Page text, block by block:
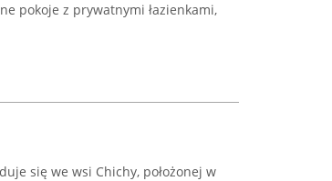
pokoje z prywatnymi łazienkami,
się we wsi Chichy, położonej w